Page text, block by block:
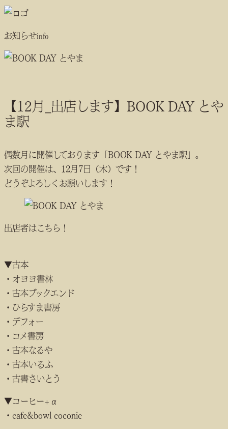
お知らせinfo
【12月_出店します】BOOK DAY とや
ま駅
偶数月に開催しております「BOOK DAY とやま駅」。
次回の開催は、12月7日（木）です！
どうぞよろしくお願いします！
出店者はこちら！
▼古本
・オヨヨ書林
・古本ブックエンド
・ひらすま書房
・デフォー
・コメ書房
・古本なるや
・古本いるふ
・古書さいとう
▼コーヒー+α
・cafe&bowl coconie